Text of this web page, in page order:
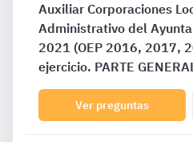
Auxiliar Corporaciones
Administrativo del
2021 (OEP 2016, 2017,
ejercicio. PARTE
Ver preguntas